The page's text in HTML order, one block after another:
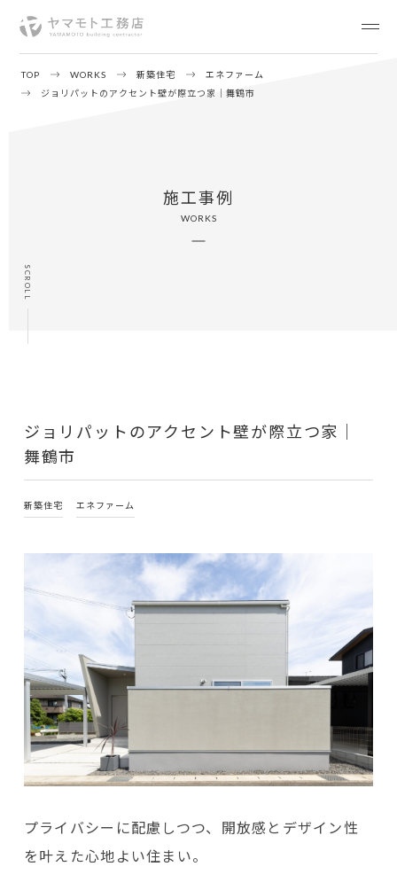
TOP WORKS 新築住宅
エネファーム
ジョリパットのアクセント壁が際立つ家｜舞鶴市
SCROLL
施工事例
WORKS
ジョリパットのアクセント壁が際立つ家｜
舞鶴市
新築住宅 エネファーム
プライバシーに配慮しつつ、開放感とデザイン性
を叶えた心地よい住まい。